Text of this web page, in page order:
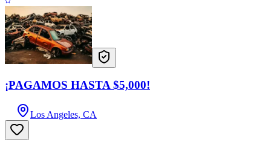
¡PAGAMOS HASTA $5,000!
Los Angeles, CA